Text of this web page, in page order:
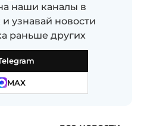
наши каналы в
узнавай новости
раньше других
MAX